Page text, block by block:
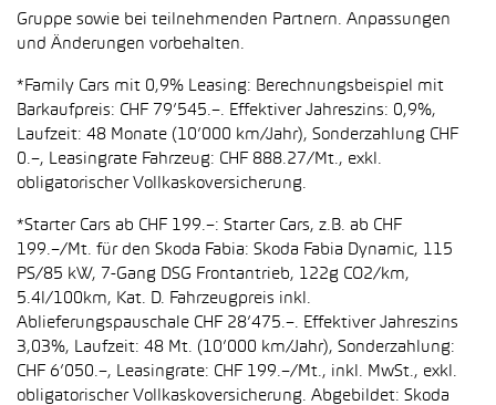
Gruppe sowie bei teilnehmenden Partnern. Anpassungen
und Änderungen vorbehalten.
*Family Cars mit 0,9% Leasing: Berechnungsbeispiel mit
Barkaufpreis: CHF 79’545.–. Effektiver Jahreszins: 0,9%,
Laufzeit: 48 Monate (10’000 km/Jahr), Sonderzahlung CHF
0.–, Leasingrate Fahrzeug: CHF 888.27/Mt., exkl.
obligatorischer Vollkaskoversicherung.
*Starter Cars ab CHF 199.–: Starter Cars, z.B. ab CHF
199.–/Mt. für den Skoda Fabia: Skoda Fabia Dynamic, 115
PS/85 kW, 7-Gang DSG Frontantrieb, 122g CO2/km,
5.4l/100km, Kat. D. Fahrzeugpreis inkl.
Ablieferungspauschale CHF 28’475.–. Effektiver Jahreszins
3,03%, Laufzeit: 48 Mt. (10’000 km/Jahr), Sonderzahlung:
CHF 6’050.–, Leasingrate: CHF 199.–/Mt., inkl. MwSt., exkl.
obligatorischer Vollkaskoversicherung. Abgebildet: Skoda